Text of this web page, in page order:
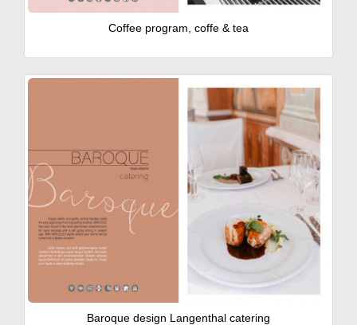
Coffee program, coffe & tea
Baroque design Langenthal catering